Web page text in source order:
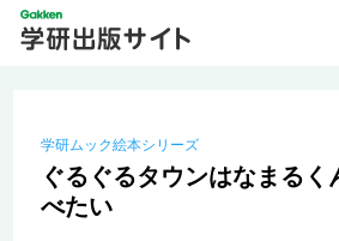
学研ムック絵本シリーズ
ぐるぐるタウンはなま
べたい